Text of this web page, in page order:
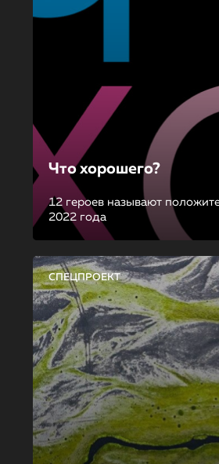
Что хорошего?
12 героев называют
2022 года
СПЕЦПРОЕКТ